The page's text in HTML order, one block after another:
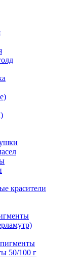
красители
50/100 г